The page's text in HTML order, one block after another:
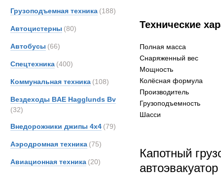
Грузоподъемная техника (188)
Автоцистерны (80)
Автобусы (66)
Спецтехника (400)
Коммунальная техника (108)
Вездеходы BAE Hagglunds Bv
(32)
Внедорожники джипы 4х4 (79)
Аэродромная техника (75)
Авиационная техника (20)
Технические
Полная масса
Снаряженный вес
Мощность
Колёсная формула
Производитель
Грузоподъемность
Шасси
Капотный